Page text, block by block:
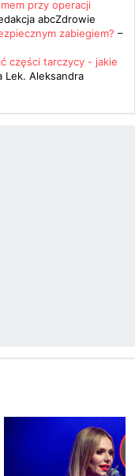
przy operacji
abcZdrowie
zabiegiem? –
części tarczycy - jakie
Lek. Aleksandra